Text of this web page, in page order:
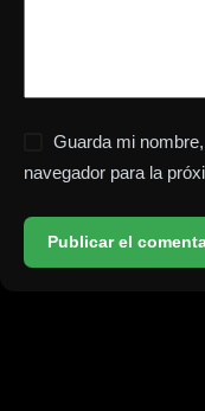
Guarda mi
navegador para la
Publicar el